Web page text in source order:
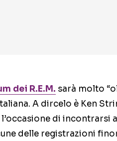
dei R.E.M. sarà molto
A dircelo è Ken
di incontrarsi
delle registrazioni